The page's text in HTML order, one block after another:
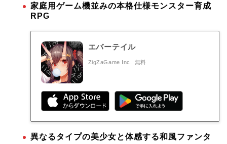
家庭用ゲーム機並みの本格仕様モンスター育成
RPG
エバーテイル
ZigZaGame Inc. 無料
異なるタイプの美少女と体感する和風ファンタ